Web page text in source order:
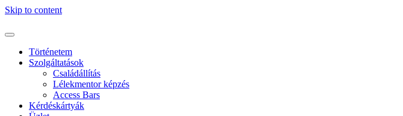
Skip to content
Történetem
Szolgáltatások
Családállítás
Lélekmentor képzés
Access Bars
Kérdéskártyák